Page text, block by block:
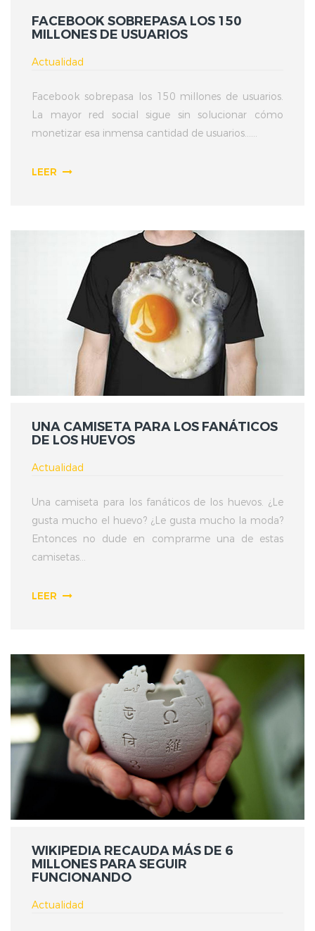
FACEBOOK SOBREPASA LOS 150
MILLONES DE USUARIOS
Actualidad
Facebook sobrepasa los 150 millones de usuarios.
La mayor red social sigue sin solucionar cómo
monetizar esa inmensa cantidad de usuarios......
LEER
UNA CAMISETA PARA LOS FANÁTICOS
DE LOS HUEVOS
Actualidad
Una camiseta para los fanáticos de los huevos. ¿Le
gusta mucho el huevo? ¿Le gusta mucho la moda?
Entonces no dude en comprarme una de estas
camisetas...
LEER
WIKIPEDIA RECAUDA MÁS DE 6
MILLONES PARA SEGUIR
FUNCIONANDO
Actualidad